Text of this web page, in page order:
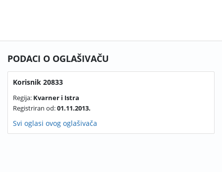
PODACI O OGLAŠIVAČU
Korisnik 20833
Regija: Kvarner i Istra
Registriran od:01.11.2013.
Svi oglasi ovog oglašivača